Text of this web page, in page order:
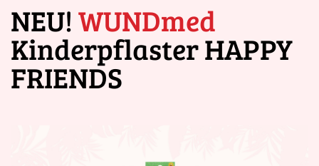
NEU!WUNDmed
Kinderpflaster HAPPY
FRIENDS